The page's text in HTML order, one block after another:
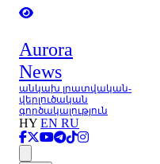
Aurora
News
անկախ լրատվական-
վերլուծական
գործակալություն
HY EN RU